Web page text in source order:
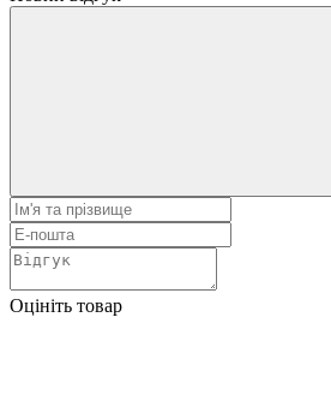
Оцініть товар